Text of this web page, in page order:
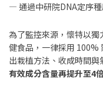
— 通過中研院DNA定序
為了監控來源，懷特以
健食品，一律採用 100%
出栽植方法、收成時間
有效成分含量再提升至4